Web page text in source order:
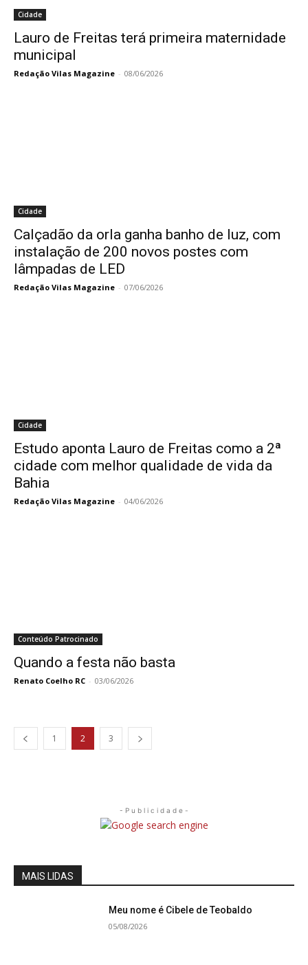
Cidade
Lauro de Freitas terá primeira maternidade
municipal
Redação Vilas Magazine - 08/06/2026
Cidade
Calçadão da orla ganha banho de luz, com
instalação de 200 novos postes com
lâmpadas de LED
Redação Vilas Magazine - 07/06/2026
Cidade
Estudo aponta Lauro de Freitas como a 2ª
cidade com melhor qualidade de vida da
Bahia
Redação Vilas Magazine - 04/06/2026
Conteúdo Patrocinado
Quando a festa não basta
Renato Coelho RC - 03/06/2026
1 2 3
- P u b l i c i d a d e -
MAIS LIDAS
Meu nome é Cibele de Teobaldo
05/08/2026